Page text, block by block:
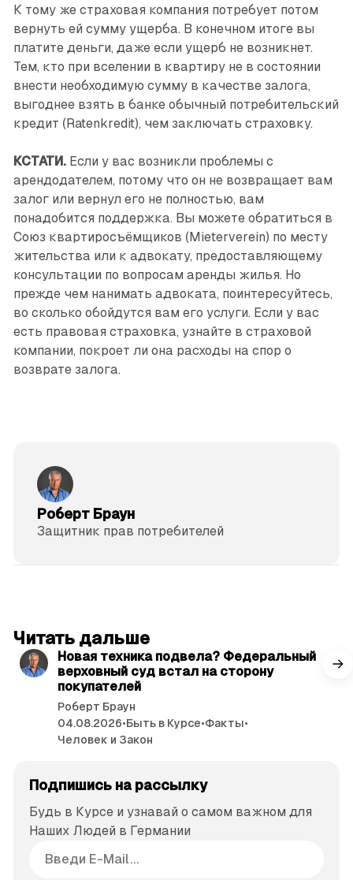
К тому же страховая компания потребует потом
вернуть ей сумму ущерба. В конечном итоге вы
платите деньги, даже если ущерб не возникнет.
Тем, кто при вселении в квартиру не в состоянии
внести необходимую сумму в качестве залога,
выгоднее взять в банке обычный потребительский
кредит (Ratenkredit), чем заключать страховку.
КСТАТИ.Если у вас возникли проблемы с
арендодателем, потому что он не возвращает вам
залог или вернул его не полностью, вам
понадобится поддержка. Вы можете обратиться в
Союз квартиросъёмщиков (Mieterverein) по месту
жительства или к адвокату, предоставляющему
консультации по вопросам аренды жилья. Но
прежде чем нанимать адвоката, поинтересуйтесь,
во сколько обойдутся вам его услуги. Если у вас
есть правовая страховка, узнайте в страховой
компании, покроет ли она расходы на спор о
возврате залога.
Роберт Браун
Защитник прав потре­бителей
Читать дальше
Новая техника подвела? Федеральный
верховный суд встал на сторону
покупателей
Роберт Браун
04.08.2026•Быть в Курсе•Факты•
Человек и Закон
Подпишись на рассылку
Будь в Курсе и узнавай о самом важном для
Наших Людей в Германии